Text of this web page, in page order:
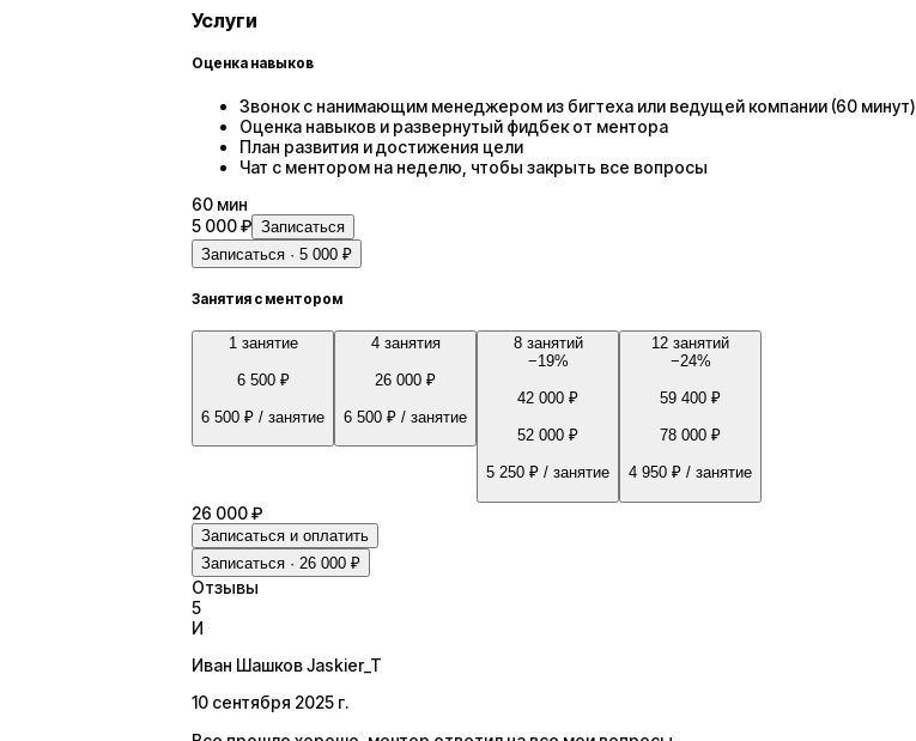
Услуги
Оценка навыков
Звонок с нанимающим менеджером из бигтеха или ведущей компании (60 минут)
Оценка навыков и развернутый фидбек от ментора
План развития и достижения цели
Чат с ментором на неделю, чтобы закрыть все вопросы
60 мин
5 000 ₽ Записаться
Записаться · 5 000 ₽
Занятия с ментором
1 занятие
6 500 ₽
6 500 ₽ / занятие
4 занятия
26 000 ₽
6 500 ₽ / занятие
8 занятий
−19%
42 000 ₽
52 000 ₽
5 250 ₽ / занятие
12 занятий
−24%
59 400 ₽
78 000 ₽
4 950 ₽ / занятие
26 000 ₽
Записаться и оплатить
Записаться · 26 000 ₽
Отзывы
5
И
Иван Шашков Jaskier_T
10 сентября 2025 г.